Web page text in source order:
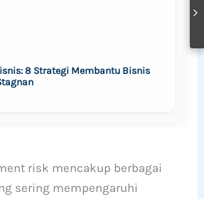
8 Strategi Membantu Bisnis
risk mencakup berbagai
sering mempengaruhi